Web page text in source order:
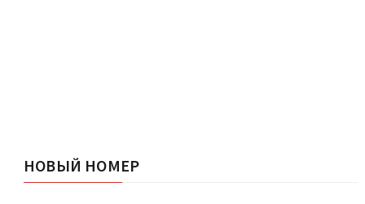
НОВЫЙ НОМЕР